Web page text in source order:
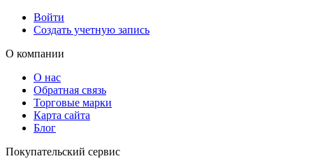
Войти
Создать учетную запись
О компании
О нас
Обратная связь
Торговые марки
Карта сайта
Блог
Покупательский сервис